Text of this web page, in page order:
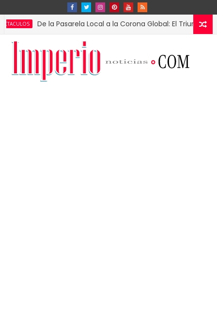
De la Pasarela Local a la Corona Global: El Triunfo de Fátima